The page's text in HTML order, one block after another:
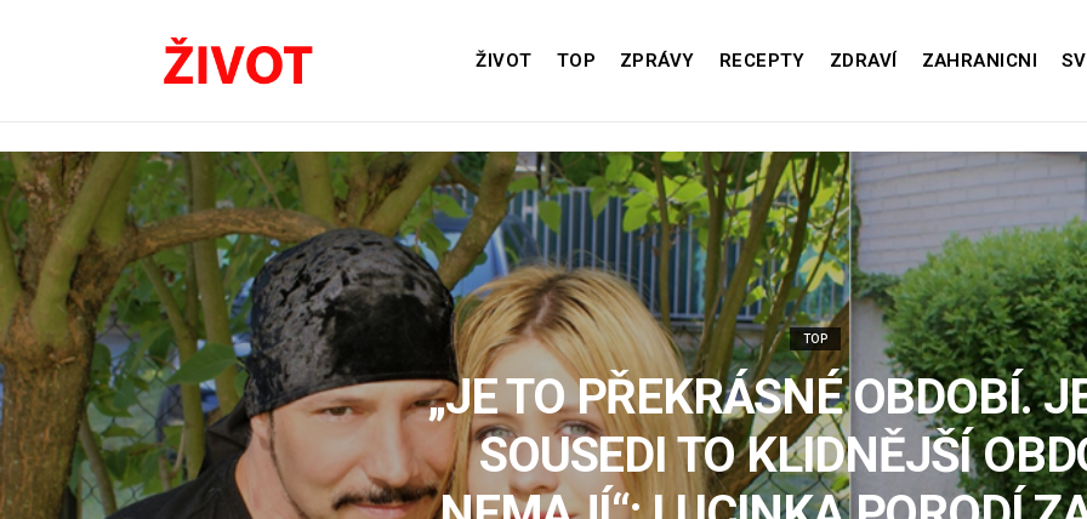
ŽIVOT TOP ZPRÁVY RECEPTY ZDRAVÍ ZAHRANICNI
TOP
„JE TO PŘEKRÁSNÉ OBDOBÍ.
SOUSEDI TO KLIDNĚJŠÍ